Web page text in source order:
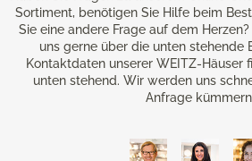
Sortiment, benötigen Sie Hilfe beim
Sie eine andere Frage auf dem
uns gerne über die unten stehende
Kontaktdaten unserer WEITZ-Häuser
unten stehend. Wir werden uns
Anfrage